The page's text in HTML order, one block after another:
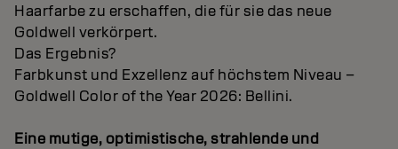
Haarfarbe zu erschaffen, die für sie das neue
Goldwell verkörpert.
Das Ergebnis?
Farbkunst und Exzellenz auf höchstem Niveau –
Goldwell Color of the Year 2026: Bellini.
Eine mutige, optimistische, strahlende und